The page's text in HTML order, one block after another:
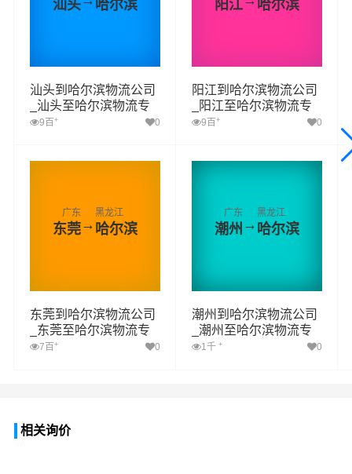
汕头 哈尔滨
汕头到哈尔滨物流公司
_汕头至哈尔滨物流专
线9百 + 0
阳江 哈尔滨
阳江到哈尔滨物流公司
_阳江至哈尔滨物流专
线9百 + 0
广东
东莞→
黑龙江
哈尔滨
东莞到哈尔滨物流公司
_东莞至哈尔滨物流专
线7百 + 0
广东
潮州 →
黑龙江
哈尔滨
潮州到哈尔滨物流公司
_潮州至哈尔滨物流专
线1千 + 0
相关询价